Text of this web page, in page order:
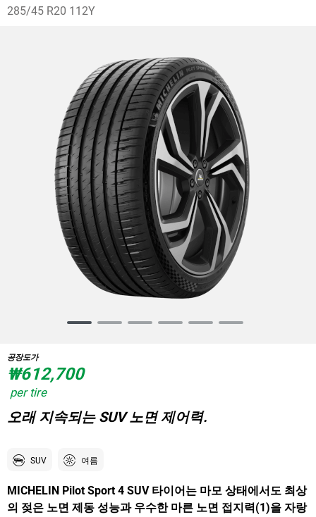
285/45 R20 112Y
of
6
공장도가
₩612,700
per tire
오래 지속되는 SUV 노면 제어력.
SUV 여름
MICHELIN Pilot Sport 4 SUV 타이어는 마모 상태에서도 최상
의 젖은 노면 제동 성능과 우수한 마른 노면 접지력(1)을 자랑